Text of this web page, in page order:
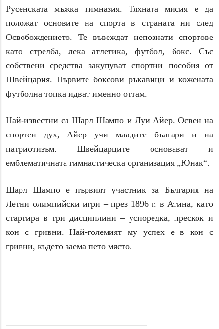
Русенската мъжка гимназия. Тяхната мисия е да
положат основите на спорта в страната ни след
Освобождението. Те въвеждат непознати спортове
като стрелба, лека атлетика, футбол, бокс. Със
собствени средства закупуват спортни пособия от
Швейцария. Първите боксови ръкавици и кожената
футболна топка идват именно оттам.
Най-известни са Шарл Шампо и Луи Айер. Освен на
спортен дух, Айер учи младите българи и на
патриотизъм. Швейцарците основават и
емблематичната гимнастическа организация „Юнак“.
Шарл Шампо е първият участник за България на
Летни олимпийски игри – през 1896 г. в Атина, като
стартира в три дисциплини – успоредка, прескок и
кон с гривни. Най-големият му успех е в кон с
гривни, където заема пето място.